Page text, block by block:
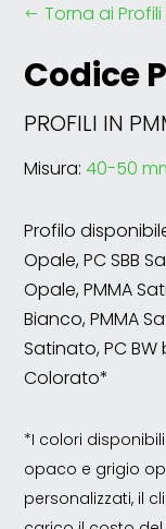
# Torna ai
Codice
PROFILI IN
Misura:40-50
Profilo
Opale, PC SBB
Opale, PMMA
Bianco, PMMA
Satinato, PC
Colorato*
*I colori
opaco e grigio
personalizzati, il